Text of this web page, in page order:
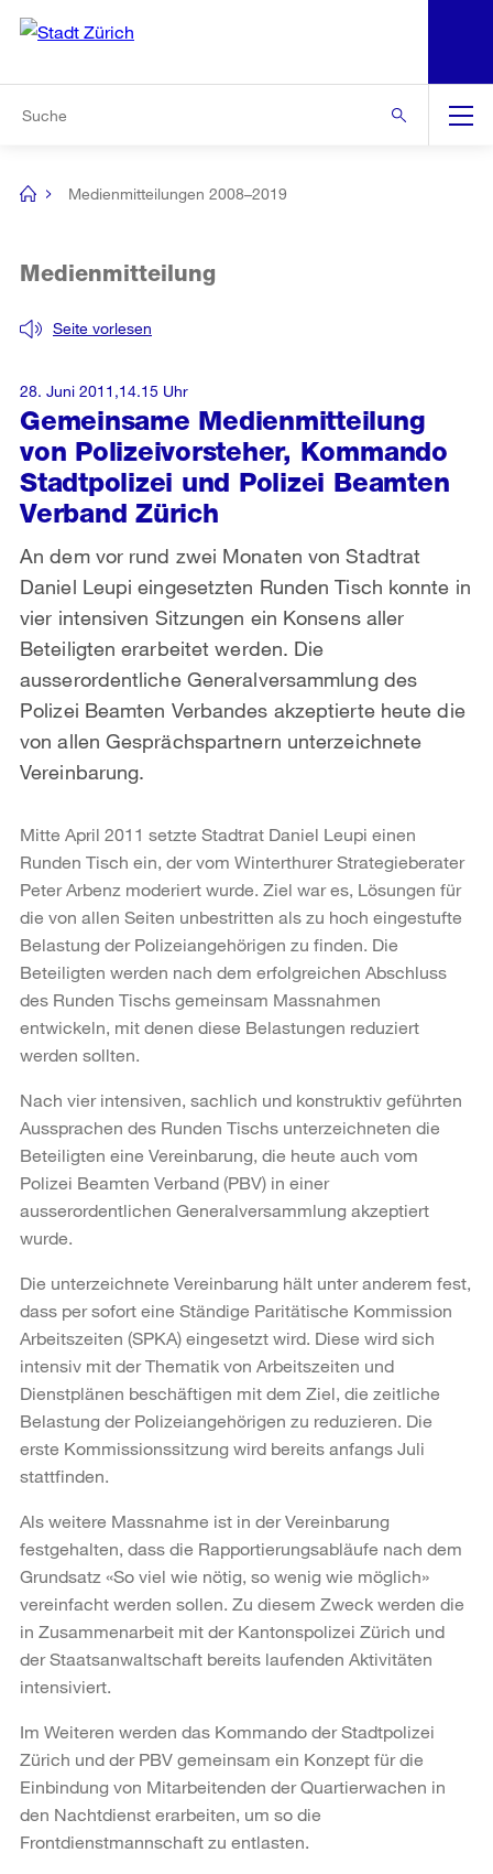
Navigation
[no
Medienmitteilungen 2008–2019
Gemeinsame Medienmitteilung
von Polizeivorsteher, Kommando
Stadtpolizei und Polizei Beamten
Verband Zürich
Seite vorlesen
Medienmitteilung
An dem vor rund zwei Monaten von Stadtrat
Daniel Leupi eingesetzten Runden Tisch konnte in
vier intensiven Sitzungen ein Konsens aller
Beteiligten erarbeitet werden. Die
ausserordentliche Generalversammlung des
Polizei Beamten Verbandes akzeptierte heute die
von allen Gesprächspartnern unterzeichnete
Vereinbarung.
28. Juni 2011,14.15 Uhr
Mitte April 2011 setzte Stadtrat Daniel Leupi einen
Runden Tisch ein, der vom Winterthurer Strategieberater
Peter Arbenz moderiert wurde. Ziel war es, Lösungen für
die von allen Seiten unbestritten als zu hoch eingestufte
Belastung der Polizeiangehörigen zu finden. Die
Beteiligten werden nach dem erfolgreichen Abschluss
des Runden Tischs gemeinsam Massnahmen
entwickeln, mit denen diese Belastungen reduziert
werden sollten.
Nach vier intensiven, sachlich und konstruktiv geführten
Aussprachen des Runden Tischs unterzeichneten die
Beteiligten eine Vereinbarung, die heute auch vom
Polizei Beamten Verband (PBV) in einer
ausserordentlichen Generalversammlung akzeptiert
wurde.
Die unterzeichnete Vereinbarung hält unter anderem fest,
dass per sofort eine Ständige Paritätische Kommission
Arbeitszeiten (SPKA) eingesetzt wird. Diese wird sich
intensiv mit der Thematik von Arbeitszeiten und
Dienstplänen beschäftigen mit dem Ziel, die zeitliche
Belastung der Polizeiangehörigen zu reduzieren. Die
erste Kommissionssitzung wird bereits anfangs Juli
stattfinden.
Als weitere Massnahme ist in der Vereinbarung
festgehalten, dass die Rapportierungsabläufe nach dem
Grundsatz «So viel wie nötig, so wenig wie möglich»
vereinfacht werden sollen. Zu diesem Zweck werden die
in Zusammenarbeit mit der Kantonspolizei Zürich und
der Staatsanwaltschaft bereits laufenden Aktivitäten
intensiviert.
Im Weiteren werden das Kommando der Stadtpolizei
Zürich und der PBV gemeinsam ein Konzept für die
Einbindung von Mitarbeitenden der Quartierwachen in
den Nachtdienst erarbeiten, um so die
Frontdienstmannschaft zu entlasten.